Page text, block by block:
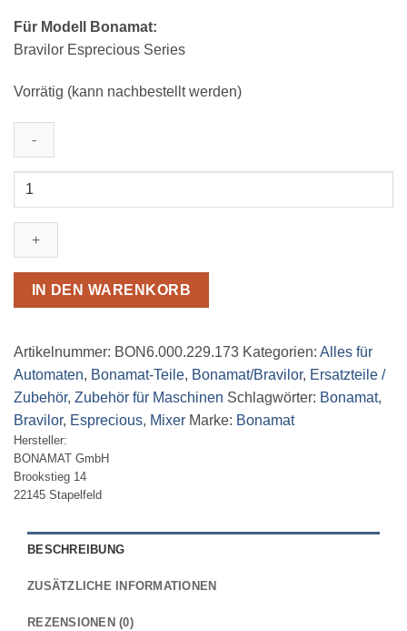
Für Modell Bonamat:
Bravilor Esprecious Series
Vorrätig (kann nachbestellt werden)
Bonamat
Motor
Menge
IN DEN WARENKORB
Artikelnummer: BON6.000.229.173 Kategorien: Alles für
Automaten, Bonamat-Teile, Bonamat/Bravilor, Ersatzteile /
Zubehör, Zubehör für Maschinen Schlagwörter: Bonamat,
Bravilor, Esprecious, Mixer Marke: Bonamat
Hersteller:
BONAMAT GmbH
Brookstieg 14
22145 Stapelfeld
BESCHREIBUNG
ZUSÄTZLICHE INFORMATIONEN
REZENSIONEN (0)